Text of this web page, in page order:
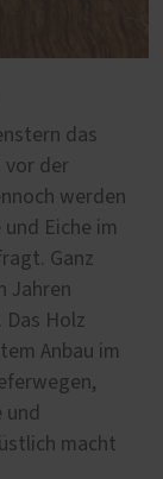
das
vor der
werden
Eiche im
Ganz
Jahren
Holz
Anbau im
und
macht